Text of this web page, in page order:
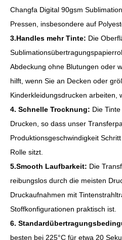
Changfa Digital 90gsm
Pressen, insbesondere auf
3.Handles mehr Tinte: Die
Abdeckung ohne Blutungen oder
hilft, wenn Sie an Decken oder
Kinderkleidungsdrucken arbeiten,
4. Schnelle Trocknung: Die
Drucken, so dass unser
Produktionsgeschwindigkeit
Rolle sitzt.
5.Smooth Laufbarkeit: Die
reibungslos durch die meisten
Druckaufnahmen mit
Stoffkonfigurationen praktisch ist.
6.
besten bei 225°C für etwa 20